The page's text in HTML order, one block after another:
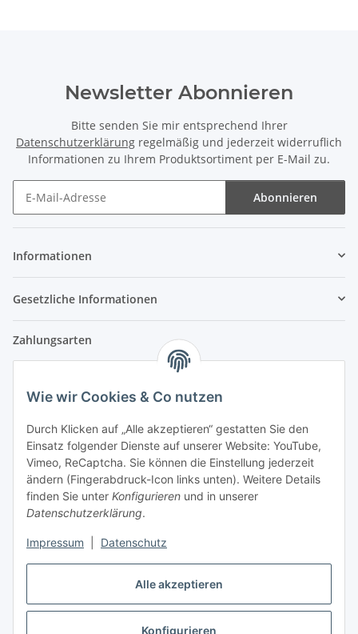
Alle akzeptieren
Konfigurieren
Wie wir Cookies & Co nutzen
Durch Klicken auf „Alle akzeptieren“ gestatten Sie den
Einsatz folgender Dienste auf unserer Website: YouTube,
Vimeo, ReCaptcha. Sie können die Einstellung jederzeit
ändern (Fingerabdruck-Icon links unten). Weitere Details
finden Sie unter Konfigurieren und in unserer
Datenschutzerklärung.
Impressum Datenschutz
Newsletter Abonnieren
Bitte senden Sie mir entsprechend Ihrer
Datenschutzerklärung regelmäßig und jederzeit widerruflich
Informationen zu Ihrem Produktsortiment per E-Mail zu.
Abonnieren
Informationen
Gesetzliche Informationen
Zahlungsarten
Versandpartner
Partner
Vertrag widerrufen